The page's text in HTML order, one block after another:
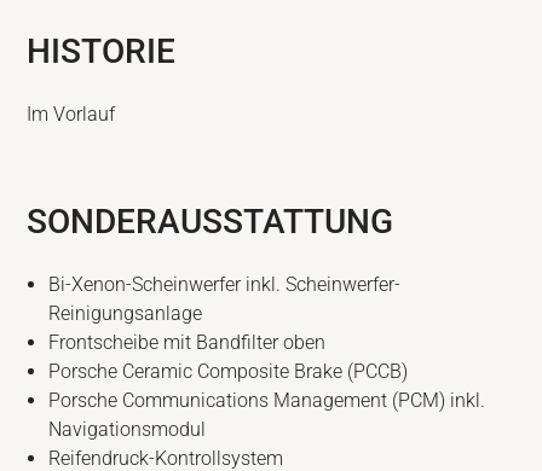
HISTORIE
Im Vorlauf
SONDERAUSSTATTUNG
Bi-Xenon-Scheinwerfer inkl. Scheinwerfer-
Reinigungsanlage
Frontscheibe mit Bandfilter oben
Porsche Ceramic Composite Brake (PCCB)
Porsche Communications Management (PCM) inkl.
Navigationsmodul
Reifendruck-Kontrollsystem